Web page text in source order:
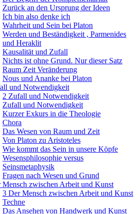
Zurück an den Ursprung der Ideen
Ich bin also denke ich
Wahrheit und Sein bei Platon
Werden und Beständigkeit , Parmenides
und Heraklit
Kausalität und Zufall
Nichts ist ohne Grund. Nur dieser Satz
Raum Zeit Veränderung
Nous und Ananke bei Platon
und Notwendigkeit
2 Zufall und Notwendigkeit
Zufall und Notwendigkeit
Kurzer Exkurs in die Theologie
Chora
Das Wesen von Raum und Zeit
Von Platon zu Aristoteles
Wie kommt das Sein in unsere Köpfe
Wesensphilosophie versus
Seinsmetaphysik
Fragen nach Wesen und Grund
Mensch zwischen Arbeit und Kunst
3 Der Mensch zwischen Arbeit und Kunst
Techne
Das Ansehen von Handwerk und Kunst